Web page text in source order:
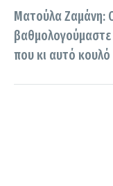
Ματούλα Ζαμάνη:
που κι αυτό κουλό